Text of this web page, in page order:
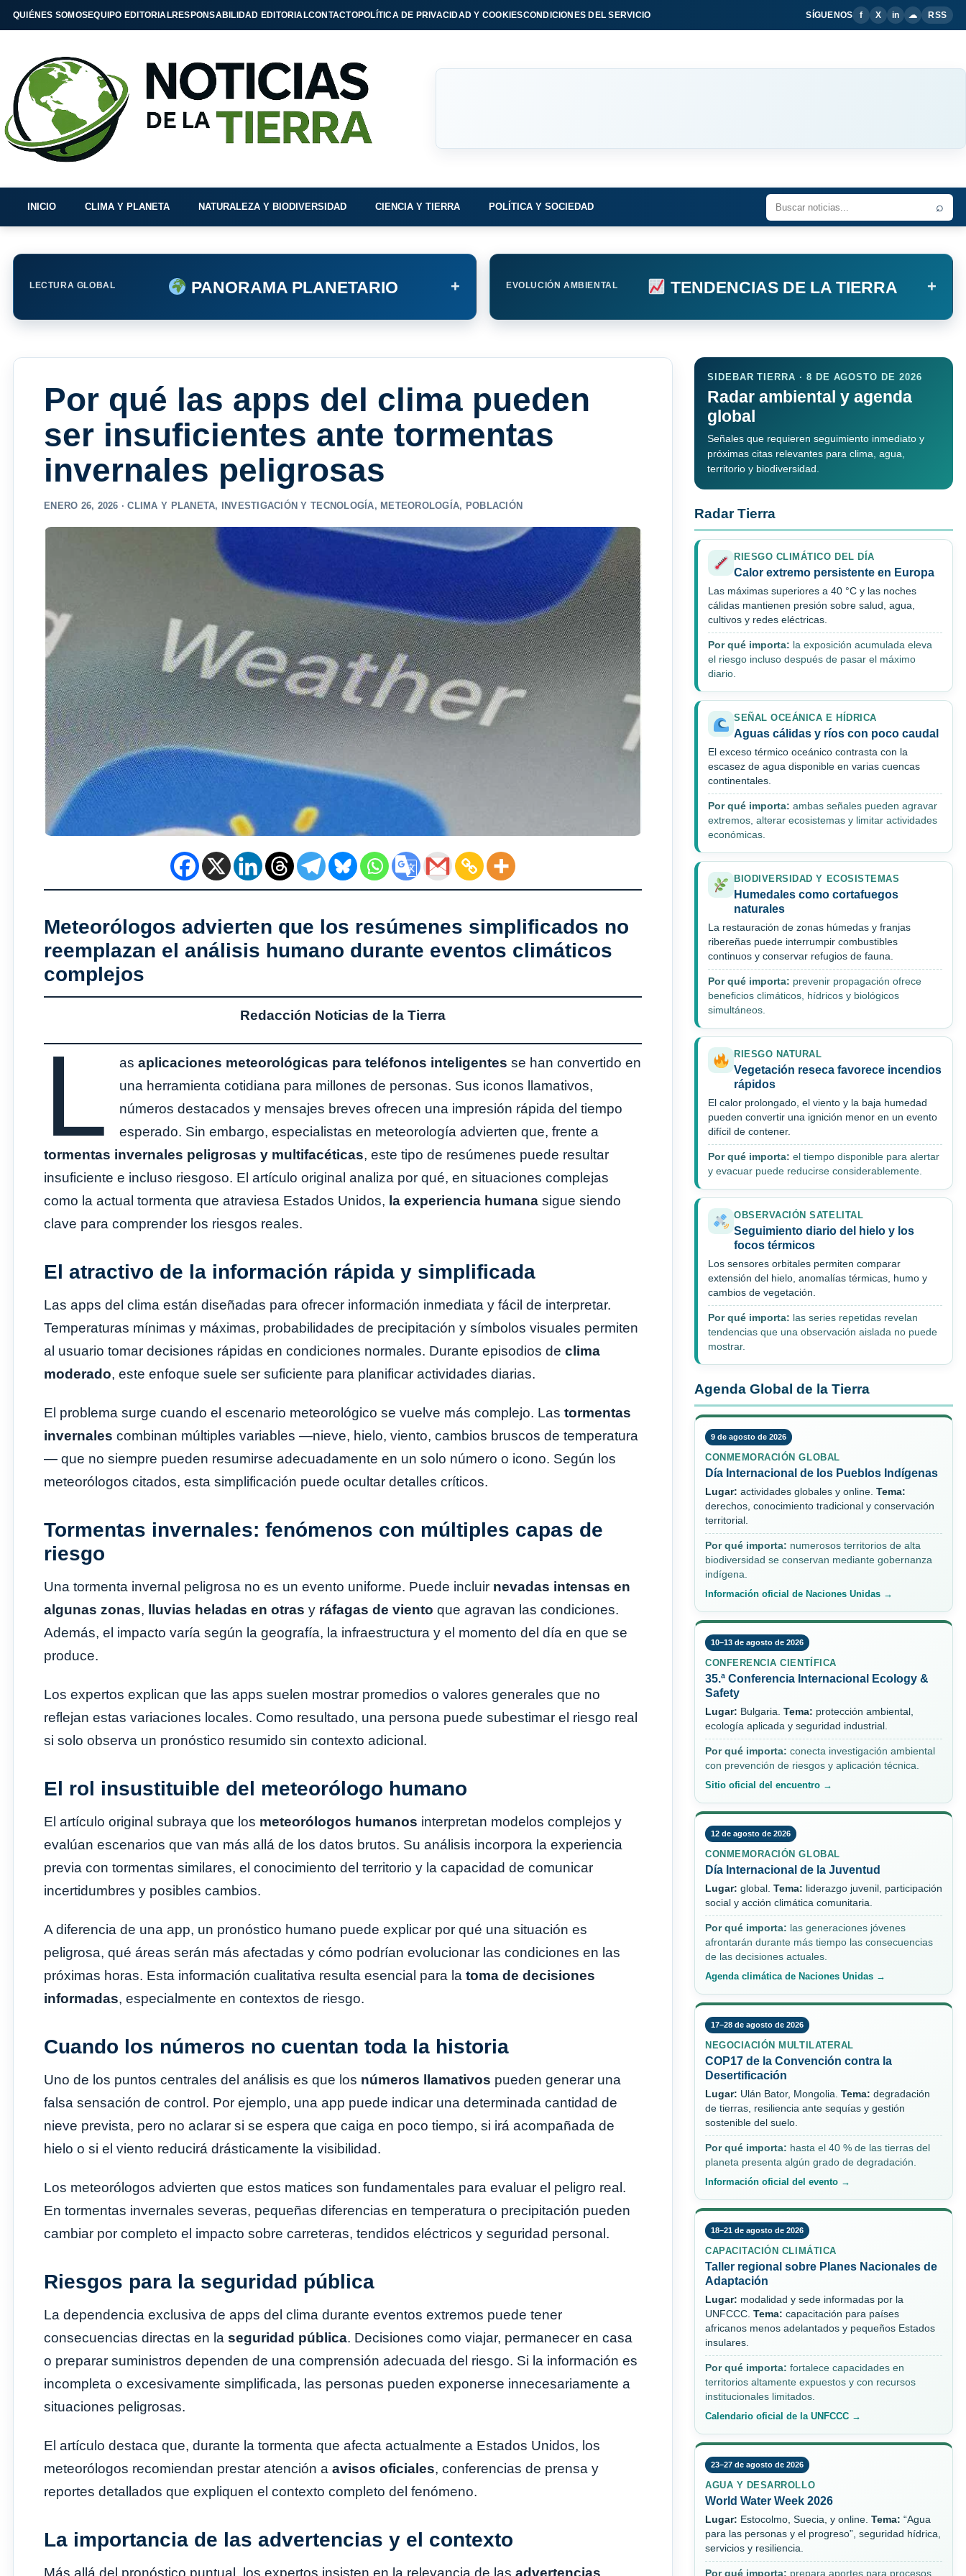
QUIÉNES SOMOSEQUIPO EDITORIALRESPONSABILIDAD EDITORIALCONTACTOPOLÍTICA DE PRIVACIDAD Y COOKIESCONDICIONES DEL SERVICIO SÍGUENOS f X in ☁ RSS
INICIO CLIMA Y PLANETA NATURALEZA Y BIODIVERSIDAD CIENCIA Y TIERRA POLÍTICA Y SOCIEDAD ⌕
LECTURA GLOBAL PANORAMA PLANETARIO + EVOLUCIÓN AMBIENTAL TENDENCIAS DE LA TIERRA +
Por qué las apps del clima pueden
ser insuficientes ante tormentas
invernales peligrosas
ENERO 26, 2026 ·CLIMA Y PLANETA, INVESTIGACIÓN Y TECNOLOGÍA, METEOROLOGÍA, POBLACIÓN
Meteorólogos advierten que los resúmenes simplificados no
reemplazan el análisis humano durante eventos climáticos
complejos
Redacción Noticias de la Tierra
L as aplicaciones meteorológicas para teléfonos inteligentes se han convertido en
una herramienta cotidiana para millones de personas. Sus iconos llamativos,
números destacados y mensajes breves ofrecen una impresión rápida del tiempo
esperado. Sin embargo, especialistas en meteorología advierten que, frente a
tormentas invernales peligrosas y multifacéticas, este tipo de resúmenes puede resultar
insuficiente e incluso riesgoso. El artículo original analiza por qué, en situaciones complejas
como la actual tormenta que atraviesa Estados Unidos, la experiencia humana sigue siendo
clave para comprender los riesgos reales.
El atractivo de la información rápida y simplificada
Las apps del clima están diseñadas para ofrecer información inmediata y fácil de interpretar.
Temperaturas mínimas y máximas, probabilidades de precipitación y símbolos visuales permiten
al usuario tomar decisiones rápidas en condiciones normales. Durante episodios de clima
moderado, este enfoque suele ser suficiente para planificar actividades diarias.
El problema surge cuando el escenario meteorológico se vuelve más complejo. Las tormentas
invernales combinan múltiples variables —nieve, hielo, viento, cambios bruscos de temperatura
— que no siempre pueden resumirse adecuadamente en un solo número o icono. Según los
meteorólogos citados, esta simplificación puede ocultar detalles críticos.
Tormentas invernales: fenómenos con múltiples capas de
riesgo
Una tormenta invernal peligrosa no es un evento uniforme. Puede incluir nevadas intensas en
algunas zonas, lluvias heladas en otras y ráfagas de viento que agravan las condiciones.
Además, el impacto varía según la geografía, la infraestructura y el momento del día en que se
produce.
Los expertos explican que las apps suelen mostrar promedios o valores generales que no
reflejan estas variaciones locales. Como resultado, una persona puede subestimar el riesgo real
si solo observa un pronóstico resumido sin contexto adicional.
El rol insustituible del meteorólogo humano
El artículo original subraya que los meteorólogos humanos interpretan modelos complejos y
evalúan escenarios que van más allá de los datos brutos. Su análisis incorpora la experiencia
previa con tormentas similares, el conocimiento del territorio y la capacidad de comunicar
incertidumbres y posibles cambios.
A diferencia de una app, un pronóstico humano puede explicar por qué una situación es
peligrosa, qué áreas serán más afectadas y cómo podrían evolucionar las condiciones en las
próximas horas. Esta información cualitativa resulta esencial para la toma de decisiones
informadas, especialmente en contextos de riesgo.
Cuando los números no cuentan toda la historia
Uno de los puntos centrales del análisis es que los números llamativos pueden generar una
falsa sensación de control. Por ejemplo, una app puede indicar una determinada cantidad de
nieve prevista, pero no aclarar si se espera que caiga en poco tiempo, si irá acompañada de
hielo o si el viento reducirá drásticamente la visibilidad.
Los meteorólogos advierten que estos matices son fundamentales para evaluar el peligro real.
En tormentas invernales severas, pequeñas diferencias en temperatura o precipitación pueden
cambiar por completo el impacto sobre carreteras, tendidos eléctricos y seguridad personal.
Riesgos para la seguridad pública
La dependencia exclusiva de apps del clima durante eventos extremos puede tener
consecuencias directas en la seguridad pública. Decisiones como viajar, permanecer en casa
o preparar suministros dependen de una comprensión adecuada del riesgo. Si la información es
incompleta o excesivamente simplificada, las personas pueden exponerse innecesariamente a
situaciones peligrosas.
El artículo destaca que, durante la tormenta que afecta actualmente a Estados Unidos, los
meteorólogos recomiendan prestar atención a avisos oficiales, conferencias de prensa y
reportes detallados que expliquen el contexto completo del fenómeno.
La importancia de las advertencias y el contexto
Más allá del pronóstico puntual, los expertos insisten en la relevancia de las advertencias
SIDEBAR TIERRA · 8 DE AGOSTO DE 2026
Radar ambiental y agenda
global
Señales que requieren seguimiento inmediato y
próximas citas relevantes para clima, agua,
territorio y biodiversidad.
Radar Tierra
RIESGO CLIMÁTICO DEL DÍA
Calor extremo persistente en Europa
Las máximas superiores a 40 °C y las noches
cálidas mantienen presión sobre salud, agua,
cultivos y redes eléctricas.
Por qué importa: la exposición acumulada eleva
el riesgo incluso después de pasar el máximo
diario.
SEÑAL OCEÁNICA E HÍDRICA
Aguas cálidas y ríos con poco caudal
El exceso térmico oceánico contrasta con la
escasez de agua disponible en varias cuencas
continentales.
Por qué importa: ambas señales pueden agravar
extremos, alterar ecosistemas y limitar actividades
económicas.
BIODIVERSIDAD Y ECOSISTEMAS
Humedales como cortafuegos
naturales
La restauración de zonas húmedas y franjas
ribereñas puede interrumpir combustibles
continuos y conservar refugios de fauna.
Por qué importa: prevenir propagación ofrece
beneficios climáticos, hídricos y biológicos
simultáneos.
RIESGO NATURAL
Vegetación reseca favorece incendios
rápidos
El calor prolongado, el viento y la baja humedad
pueden convertir una ignición menor en un evento
difícil de contener.
Por qué importa: el tiempo disponible para alertar
y evacuar puede reducirse considerablemente.
OBSERVACIÓN SATELITAL
Seguimiento diario del hielo y los
focos térmicos
Los sensores orbitales permiten comparar
extensión del hielo, anomalías térmicas, humo y
cambios de vegetación.
Por qué importa: las series repetidas revelan
tendencias que una observación aislada no puede
mostrar.
Agenda Global de la Tierra
9 de agosto de 2026
CONMEMORACIÓN GLOBAL
Día Internacional de los Pueblos Indígenas
Lugar: actividades globales y online. Tema:
derechos, conocimiento tradicional y conservación
territorial.
Por qué importa: numerosos territorios de alta
biodiversidad se conservan mediante gobernanza
indígena.
Información oficial de Naciones Unidas →
10–13 de agosto de 2026
CONFERENCIA CIENTÍFICA
35.ª Conferencia Internacional Ecology &
Safety
Lugar: Bulgaria. Tema: protección ambiental,
ecología aplicada y seguridad industrial.
Por qué importa: conecta investigación ambiental
con prevención de riesgos y aplicación técnica.
Sitio oficial del encuentro →
12 de agosto de 2026
CONMEMORACIÓN GLOBAL
Día Internacional de la Juventud
Lugar: global. Tema: liderazgo juvenil, participación
social y acción climática comunitaria.
Por qué importa: las generaciones jóvenes
afrontarán durante más tiempo las consecuencias
de las decisiones actuales.
Agenda climática de Naciones Unidas →
17–28 de agosto de 2026
NEGOCIACIÓN MULTILATERAL
COP17 de la Convención contra la
Desertificación
Lugar: Ulán Bator, Mongolia. Tema: degradación
de tierras, resiliencia ante sequías y gestión
sostenible del suelo.
Por qué importa: hasta el 40 % de las tierras del
planeta presenta algún grado de degradación.
Información oficial del evento →
18–21 de agosto de 2026
CAPACITACIÓN CLIMÁTICA
Taller regional sobre Planes Nacionales de
Adaptación
Lugar: modalidad y sede informadas por la
UNFCCC. Tema: capacitación para países
africanos menos adelantados y pequeños Estados
insulares.
Por qué importa: fortalece capacidades en
territorios altamente expuestos y con recursos
institucionales limitados.
Calendario oficial de la UNFCCC →
23–27 de agosto de 2026
AGUA Y DESARROLLO
World Water Week 2026
Lugar: Estocolmo, Suecia, y online. Tema: “Agua
para las personas y el progreso”, seguridad hídrica,
servicios y resiliencia.
Por qué importa: prepara aportes para procesos